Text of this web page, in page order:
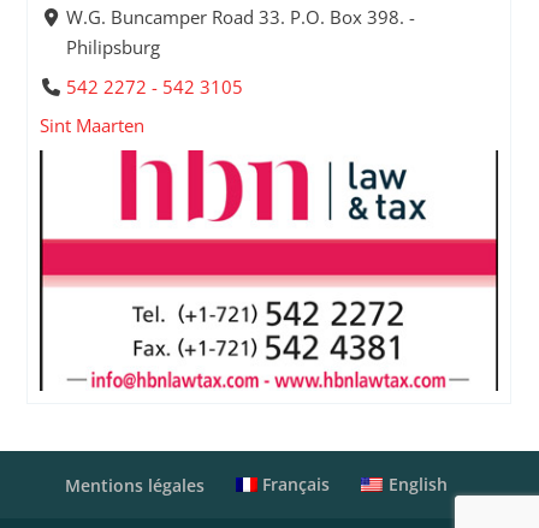
W.G. Buncamper Road 33. P.O. Box 398. -
Philipsburg
542 2272 - 542 3105
Sint Maarten
Mentions légales Français English